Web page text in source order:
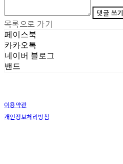
댓글 쓰기
목록으로 가기
페이스북
카카오톡
네이버 블로그
밴드
이용약관
개인정보처리방침